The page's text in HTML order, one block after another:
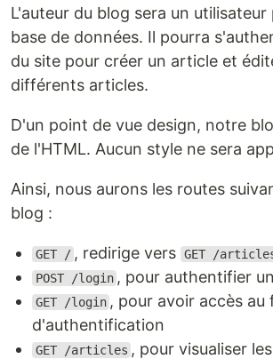
L'auteur du blog sera un utilisateur
base de données. Il pourra
du site pour créer un article et
différents articles.
D'un point de vue design, notre
de l'HTML. Aucun style ne sera
Ainsi, nous aurons les routes
blog :
GET / , redirige vers GET /
POST /login , pour authentifier
GET /login , pour avoir accès au
d'authentification
GET /articles , pour visualiser